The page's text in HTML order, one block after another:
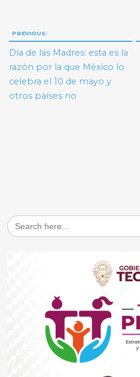
Navegación
de
entradas
PREVIOUS:
Día de las Madres: esta es la
razón por la que México lo
celebra el 10 de mayo y
otros países no
Search
for: